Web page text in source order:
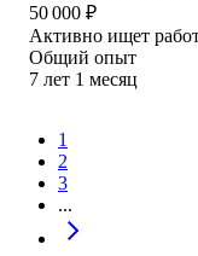
50 000 ₽
Активно ищет
Общий опыт
7 лет 1 месяц
1
2
3
...